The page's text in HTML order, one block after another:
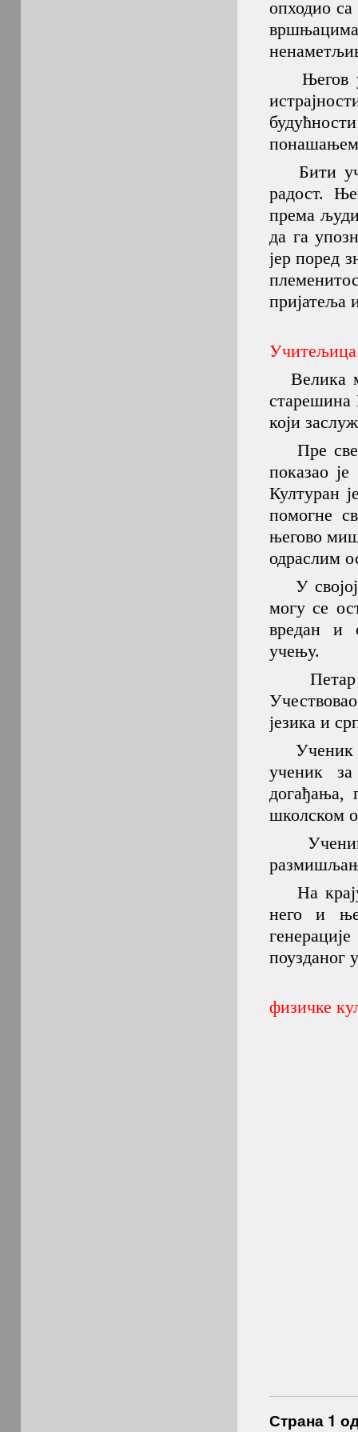
опходио
Његов
Бити
радост.
према
да га
јер поред
пријатеља
Велика
старешина
који
Пре
показао
Културан
помогне
његово
одраслим
У својој
могу се
вредан и
учењу.
Петар
језика и
Ученик
ученик
догађања,
школском
Ученик
На
него и
поузданог
физичке
Страна 1